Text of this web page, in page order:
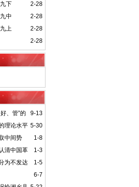
2-28
下
2-28
中
2-28
上
2-28
9-13
、管”的
5-30
理论水平
1-8
中间势
1-3
清中国革
1-5
为不发达
6-7